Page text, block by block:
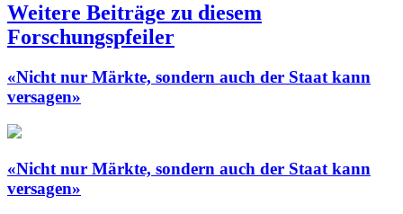
Weitere Beiträge zu diesem
Forschungspfeiler
«Nicht nur Märkte, sondern auch der Staat kann
versagen»
«Nicht nur Märkte, sondern auch der Staat kann
versagen»